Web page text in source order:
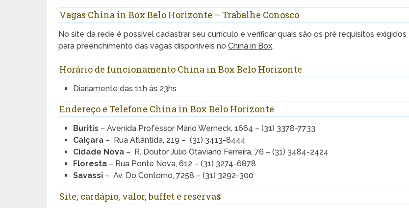
Vagas China in Box Belo Horizonte – Trabalhe Conosco
No site da rede é possível cadastrar seu currículo e verificar quais são os pré requisitos exigidos
para preenchimento das vagas disponíveis noChina in Box.
Horário de funcionamento China in Box Belo Horizonte
Diariamente das 11h ás 23hs
Endereço e Telefone China in Box Belo Horizonte
Buritis – Avenida Professor Mário Werneck, 1664 – (31) 3378-7733
Caiçara – Rua Atlântida, 219 – (31) 3413-8444
Cidade Nova – R. Doutor Julio Otaviano Ferreira, 76 – (31) 3484-2424
Floresta – Rua Ponte Nova, 612 – (31) 3274-6878
Savassi – Av. Do Contorno, 7258 – (31) 3292-300
Site, cardápio, valor, buffet e reservas